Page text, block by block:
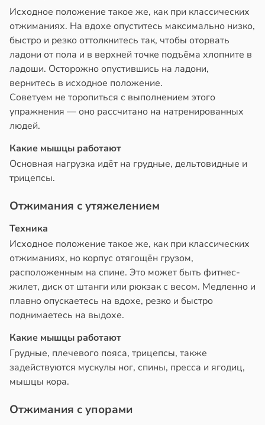
Исходное положение такое же, как при классических
отжиманиях. На вдохе опуститесь максимально низко,
быстро и резко оттолкнитесь так, чтобы оторвать
ладони от пола и в верхней точке подъёма хлопните в
ладоши. Осторожно опустившись на ладони,
вернитесь в исходное положение.
Советуем не торопиться с выполнением этого
упражнения — оно рассчитано на натренированных
людей.
Какие мышцы работают
Основная нагрузка идёт на грудные, дельтовидные и
трицепсы.
Отжимания с утяжелением
Техника
Исходное положение такое же, как при классических
отжиманиях, но корпус отягощён грузом,
расположенным на спине. Это может быть фитнес-
жилет, диск от штанги или рюкзак с весом. Медленно и
плавно опускаетесь на вдохе, резко и быстро
поднимаетесь на выдохе.
Какие мышцы работают
Грудные, плечевого пояса, трицепсы, также
задействуются мускулы ног, спины, пресса и ягодиц,
мышцы кора.
Отжимания с упорами